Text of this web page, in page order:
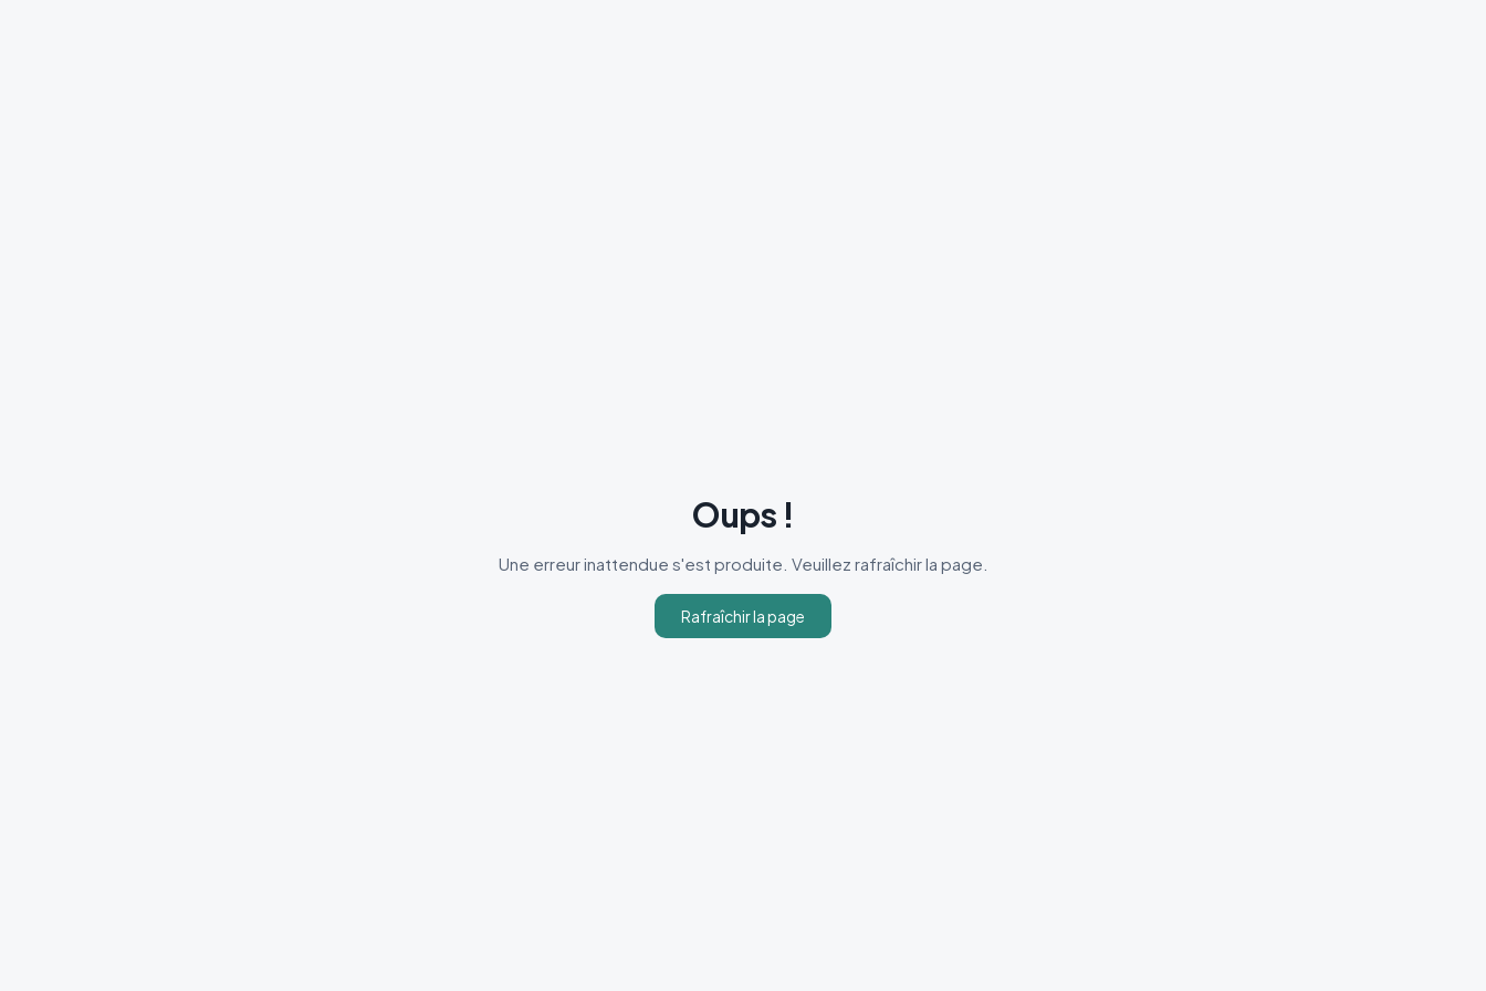
Oups !
Une erreur inattendue s'est produite. Veuillez rafraîchir la page.
Rafraîchir la page